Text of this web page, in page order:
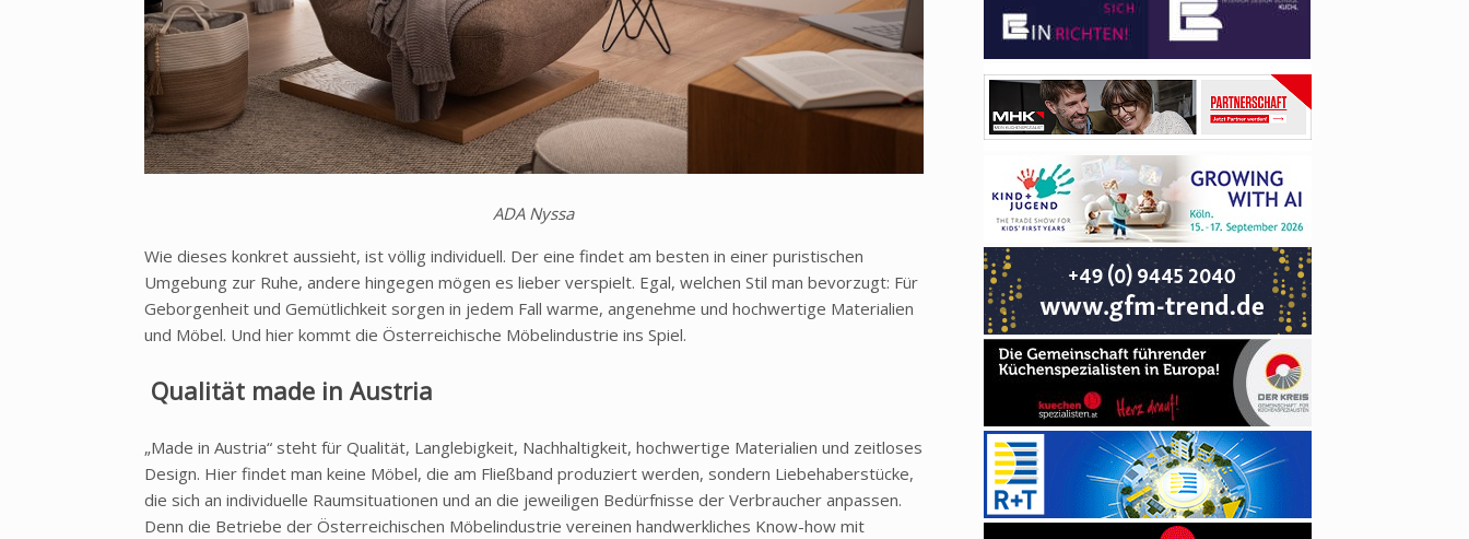
ADA Nyssa
Wie dieses konkret aussieht, ist völlig individuell. Der eine findet am besten in einer puristischen
Umgebung zur Ruhe, andere hingegen mögen es lieber verspielt. Egal, welchen Stil man bevorzugt: Für
Geborgenheit und Gemütlichkeit sorgen in jedem Fall warme, angenehme und hochwertige Materialien
und Möbel. Und hier kommt die Österreichische Möbelindustrie ins Spiel.
Qualität made in Austria
„Made in Austria“ steht für Qualität, Langlebigkeit, Nachhaltigkeit, hochwertige Materialien und zeitloses
Design. Hier findet man keine Möbel, die am Fließband produziert werden, sondern Liebehaberstücke,
die sich an individuelle Raumsituationen und an die jeweiligen Bedürfnisse der Verbraucher anpassen.
Denn die Betriebe der Österreichischen Möbelindustrie vereinen handwerkliches Know-how mit